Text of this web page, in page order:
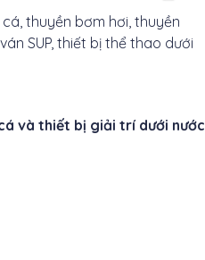
thuyền bơm hơi, thuyền
SUP, thiết bị thể thao dưới
và thiết bị giải trí dưới nước